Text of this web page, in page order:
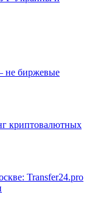
не биржевые
криптовалютных
Transfer24.pro